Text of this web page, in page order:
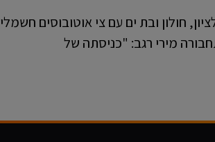
חולון ובת ים עם צי אוטובוסים חשמלי
מירי רגב: "כניסתה של